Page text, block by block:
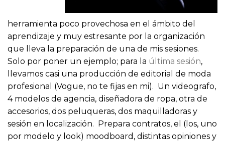
herramienta poco provechosa en el ámbito del
aprendizaje y muy estresante por la organización
que lleva la preparación de una de mis sesiones.
Solo por poner un ejemplo; para la última sesión,
llevamos casi una producción de editorial de moda
profesional (Vogue, no te fijas en mi). Un videografo,
4 modelos de agencia, diseñadora de ropa, otra de
accesorios, dos peluqueras, dos maquilladoras y
sesión en localización. Prepara contratos, el (los, uno
por modelo y look) moodboard, distintas opiniones y